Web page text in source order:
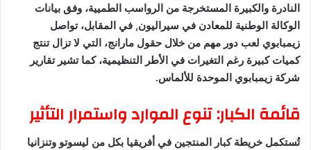
النادرة والكبيرة المستخرجة من الرواسب الطميية، وفق بيانات
الوكالة الوطنية للمعادن في سيراليون, في المقابل، تواصل
زيمبابوي لعب دور مهم من خلال حقول مارانج، التي لا تزال تنتج
كميات كبيرة رغم التغيرات في الأطر التنظيمية، كما تشير تقارير
شركة زيمبابوي الموحدة للألماس.
قائمة الكبار: تنوع الموارد واستمرار التأثير
تُستكمل خريطة كبار المنتجين في أفريقيا بكل من ليسوتو وتنزانيا